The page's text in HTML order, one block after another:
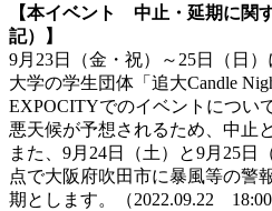
【本イベント 中止・延期に関
記）】
9月23日（金・祝）～25日（日
大学の学生団体「追大Candle
EXPOCITYでのイベントについ
悪天候が予想されるため、中止
また、9月24日（土）と9月25日
点で大阪府吹田市に暴風等の警
期とします。（2022.09.22 18:00